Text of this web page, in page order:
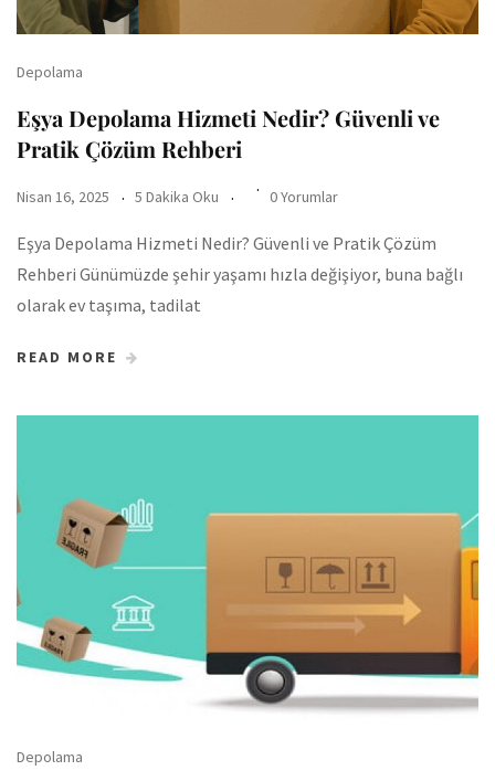
Depolama
Eşya Depolama Hizmeti Nedir? Güvenli ve
Pratik Çözüm Rehberi
Nisan 16, 2025 5 Dakika Oku 0 Yorumlar
Eşya Depolama Hizmeti Nedir? Güvenli ve Pratik Çözüm
Rehberi Günümüzde şehir yaşamı hızla değişiyor, buna bağlı
olarak ev taşıma, tadilat
READ MORE
Depolama